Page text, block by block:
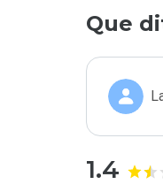
Que
1.4